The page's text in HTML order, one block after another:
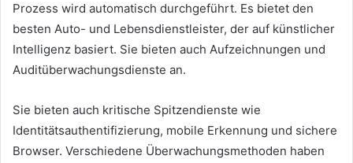
Prozess wird automatisch durchgeführt. Es bietet den
besten Auto- und Lebensdienstleister, der auf künstlicher
Intelligenz basiert. Sie bieten auch Aufzeichnungen und
Auditüberwachungsdienste an.
Sie bieten auch kritische Spitzendienste wie
Identitätsauthentifizierung, mobile Erkennung und sichere
Browser. Verschiedene Überwachungsmethoden haben